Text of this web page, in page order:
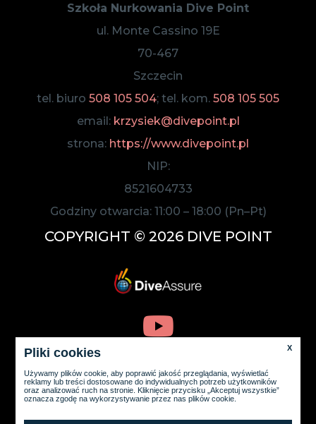
Szkoła Nurkowania Dive Point
ul. Monte Cassino 19E
70-467
Szczecin
tel. biuro 508 105 504; tel. kom. 508 105 505
email: krzysiek@divepoint.pl
strona: https://www.divepoint.pl
NIP:
8521604733
Godziny otwarcia: 11:00 – 18:00 (Pn–Pt)
COPYRIGHT © 2026 DIVE POINT
X
Pliki cookies
Używamy plików cookie, aby poprawić jakość przeglądania, wyświetlać
reklamy lub treści dostosowane do indywidualnych potrzeb użytkowników
oraz analizować ruch na stronie. Kliknięcie przycisku „Akceptuj wszystkie”
oznacza zgodę na wykorzystywanie przez nas plików cookie.